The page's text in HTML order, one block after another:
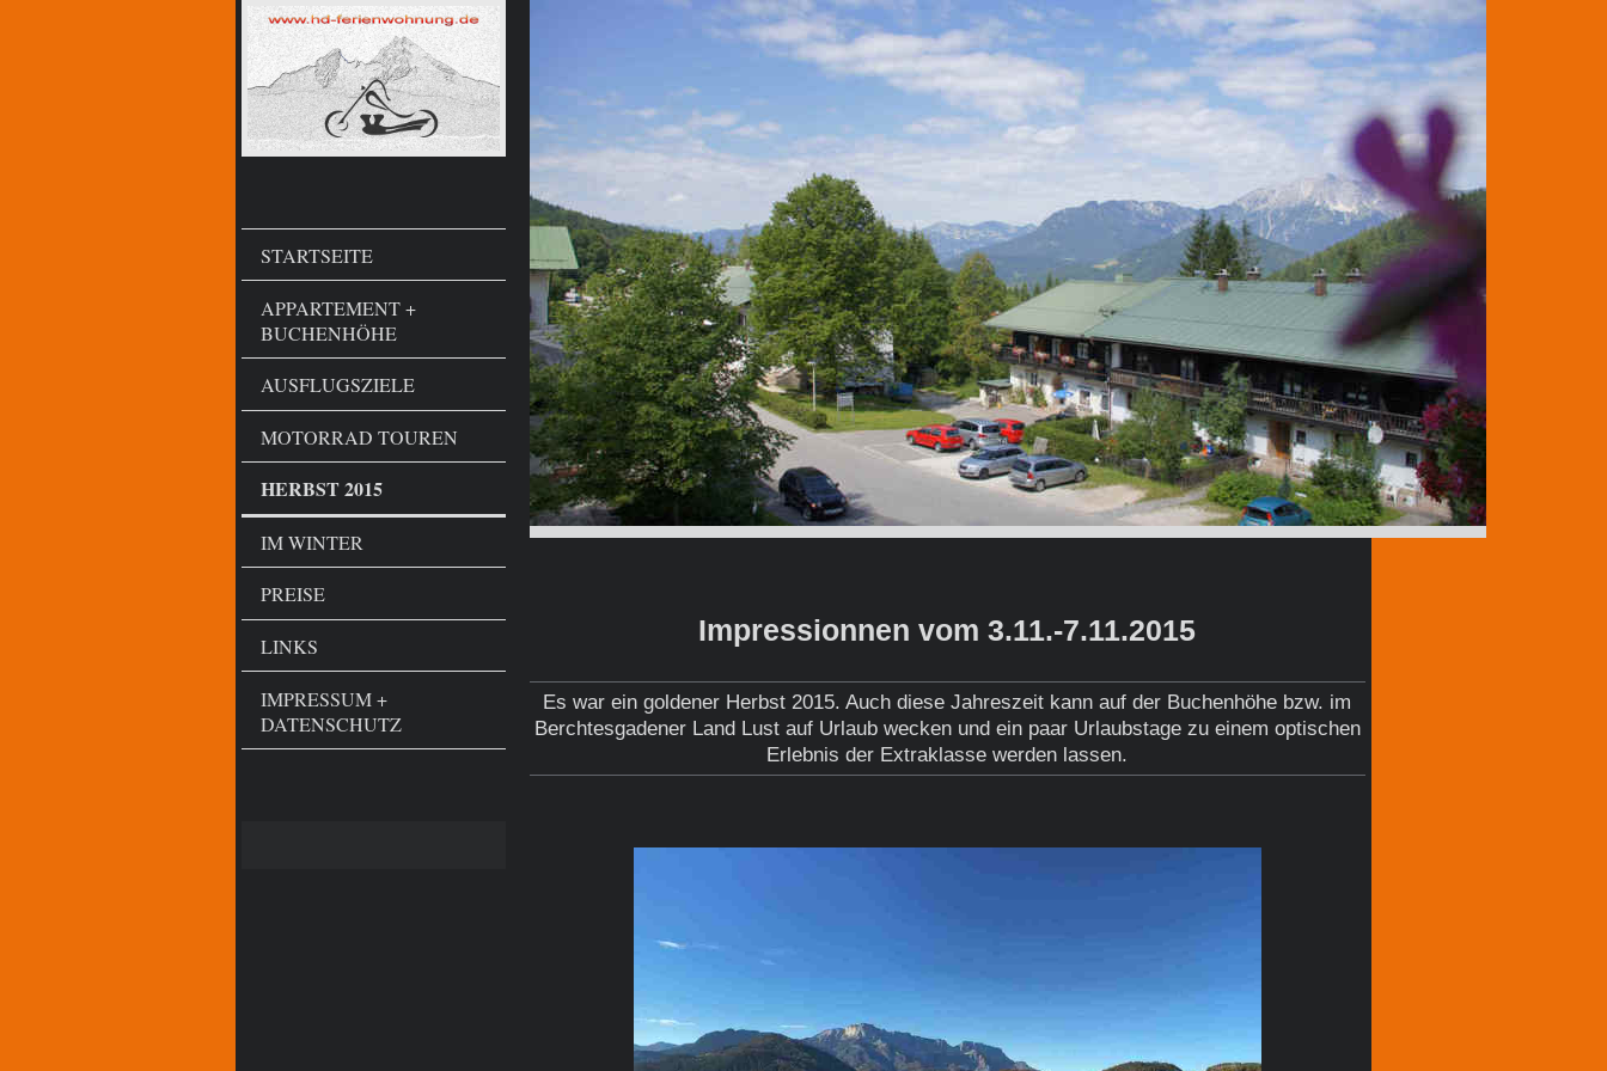
STARTSEITE
APPARTEMENT +
BUCHENHÖHE
AUSFLUGSZIELE
MOTORRAD TOUREN
HERBST 2015
IM WINTER
PREISE
LINKS
IMPRESSUM +
DATENSCHUTZ
Impressionnen vom 3.11.-7.11.2015
Es war ein goldener Herbst 2015. Auch diese Jahreszeit kann auf der Buchenhöhe bzw. im
Berchtesgadener Land Lust auf Urlaub wecken und ein paar Urlaubstage zu einem optischen
Erlebnis der Extraklasse werden lassen.